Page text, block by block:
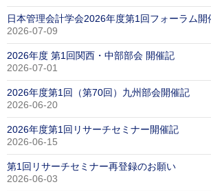
日本管理会計学会2026年度第1回フォーラム開
2026-07-09
2026年度 第1回関西・中部部会 開催記
2026-07-01
2026年度第1回（第70回）九州部会開催記
2026-06-20
2026年度第1回リサーチセミナー開催記
2026-06-15
第1回リサーチセミナー再登録のお願い
2026-06-03